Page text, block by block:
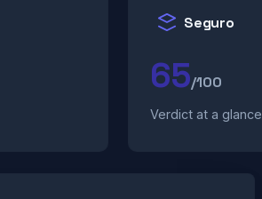
Seguro
65/100
Verdict at a glance